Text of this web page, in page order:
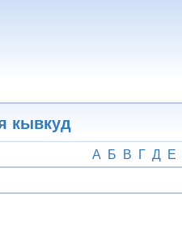
кывкуд
А Б В Г Д Е